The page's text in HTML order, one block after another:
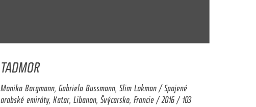
TADMOR
Monika Borgmann, Gabriela Bussmann, Slim Lokman / Spojené
arabské emiráty, Katar, Libanon, Švýcarsko, Francie / 2016 / 103